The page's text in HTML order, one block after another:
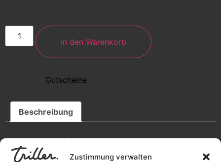
Zustimmung verwalten
In den Warenkorb
Gutscheine
Beschreibung
Beschreibung